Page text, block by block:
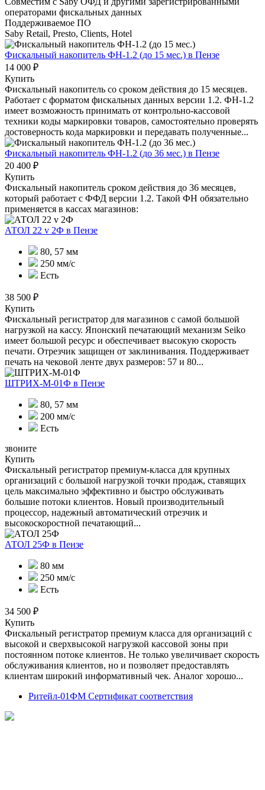
операторами фискальных данных
Поддерживаемое ПО
Saby Retail, Presto, Clients, Hotel
Фискальный накопитель ФН-1.2 (до 15 мес.) в Пензе
14 000 ₽
Купить
Фискальный накопитель cо сроком действия до 15 месяцев.
Работает с форматом фискальных данных версии 1.2. ФН-1.2
имеет возможность принимать от контрольно-кассовой
техники коды маркировки товаров, самостоятельно проверять
достоверность кода маркировки и передавать полученные...
Фискальный накопитель ФН-1.2 (до 36 мес.) в Пензе
20 400 ₽
Купить
Фискальный накопитель сроком действия до 36 месяцев,
который работает с ФФД версии 1.2. Такой ФН обязательно
применяется в кассах магазинов:
АТОЛ 22 v 2Ф в Пензе
80, 57 мм
250 мм/с
Есть
38 500 ₽
Купить
Фискальный регистратор для магазинов с самой большой
нагрузкой на кассу. Японский печатающий механизм Seiko
имеет большой ресурс и обеспечивает высокую скорость
печати. Отрезчик защищен от заклинивания. Поддерживает
печать на чековой ленте двух размеров: 57 и 80...
ШТРИХ-М-01Ф в Пензе
80, 57 мм
200 мм/с
Есть
звоните
Купить
Фискальный регистратор премиум-класса для крупных
организаций с большой нагрузкой точки продаж, ставящих
цель максимально эффективно и быстро обслуживать
большие потоки клиентов. Новый производительный
процессор, надежный автоматический отрезчик и
высокоскоростной печатающий...
АТОЛ 25Ф в Пензе
80 мм
250 мм/с
Есть
34 500 ₽
Купить
Фискальный регистратор премиум класса для организаций с
высокой и сверхвысокой нагрузкой кассовой зоны при
постоянном потоке клиентов. Не только увеличивает скорость
обслуживания клиентов, но и позволяет предоставлять
клиентам широкий информативный чек. Аналог хорошо...
Ритейл-01ФМ Сертификат соответствия